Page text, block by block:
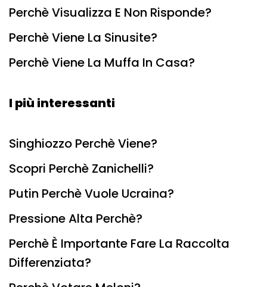
Perchè Visualizza E Non Risponde?
Perchè Viene La Sinusite?
Perchè Viene La Muffa In Casa?
I più interessanti
Singhiozzo Perchè Viene?
Scopri Perchè Zanichelli?
Putin Perchè Vuole Ucraina?
Pressione Alta Perchè?
Perchè È Importante Fare La Raccolta
Differenziata?